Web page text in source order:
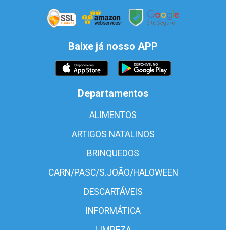
Baixe já nosso APP
Departamentos
ALIMENTOS
ARTIGOS NATALINOS
BRINQUEDOS
CARN/PASC/S.JOÃO/HALOWEEN
DESCARTÁVEIS
INFORMÁTICA